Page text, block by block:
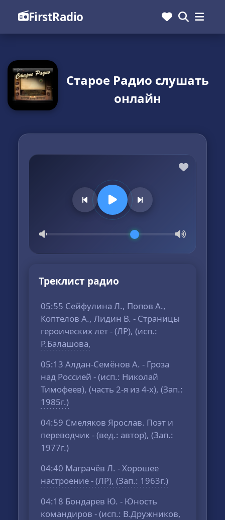
FirstRadio
Старое Радио слушать
онлайн
Треклист радио
05:55 Сейфулина Л., Попов А.,
Коптелов А., Лидин В. - Страницы
героических лет - (ЛР), (исп.:
Р.Балашова,
05:13 Алдан-Семёнов А. - Гроза
над Россией - (исп.: Николай
Тимофеев), (часть 2-я из 4-х), (Зап.:
1985г.)
04:59 Смеляков Ярослав. Поэт и
переводчик - (вед.: автор), (Зап.:
1977г.)
04:40 Маграчёв Л. - Хорошее
настроение - (ЛР), (Зап.: 1963г.)
04:18 Бондарев Ю. - Юность
командиров - (исп.: В.Дружников,